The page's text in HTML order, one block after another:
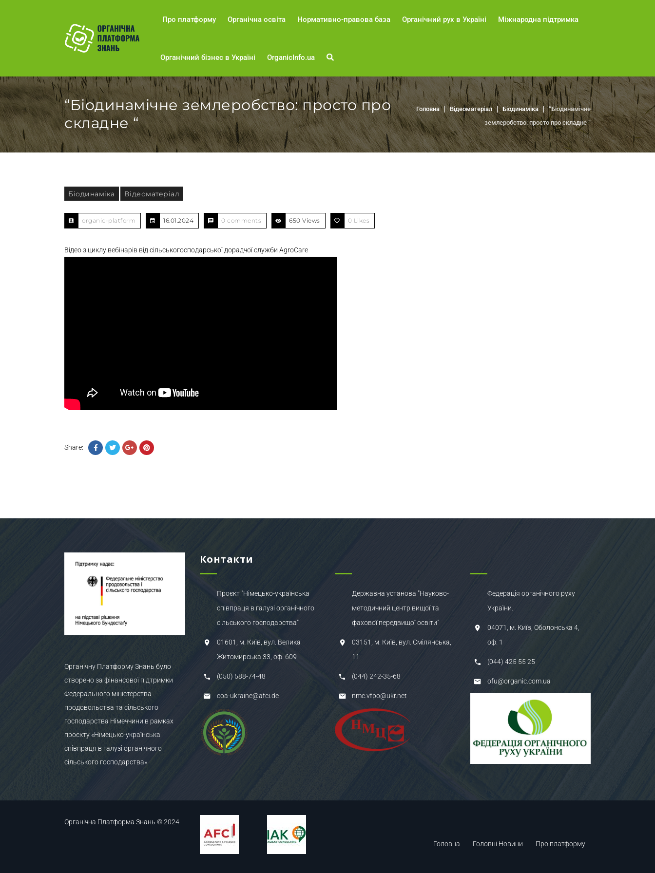
Про платформу Органічна освіта Нормативно-правова база Органічний рух в Україні Міжнародна підтримка
Органічний бізнес в Україні OrganicInfo.ua
“Біодинамічне землеробство: просто про
складне “
Головна Відеоматеріал Біодинаміка
“Біодинамічне
землеробство: просто про складне “
Біодинаміка Відеоматеріал
organic-platform 16.01.2024 0 comments 650 Views 0 Likes
Відео з циклу вебінарів від сільськогосподарської дорадчої служби AgroCare
Share:
Органічну Платформу Знань було
створено за фінансової підтримки
Федерального міністерства
продовольства та сільського
господарства Німеччини в рамках
проєкту «Німецько-українська
співпраця в галузі органічного
сільського господарства»
Контакти
Проєкт "Німецько-українська
співпраця в галузі органічного
сільського господарства"
01601, м. Київ, вул. Велика
Житомирська 33, оф. 609
(050) 588-74-48
coa-ukraine@afci.de
Державна установа "Науково-
методичний центр вищої та
фахової передвищої освіти"
03151, м. Київ, вул. Смілянська,
11
(044) 242-35-68
nmc.vfpo@ukr.net
Федерація органічного руху
України.
04071, м. Київ, Оболонська 4,
оф. 1
(044) 425 55 25
ofu@organic.com.ua
Органічна Платформа Знань © 2024
Головна Головні Новини Про платформу